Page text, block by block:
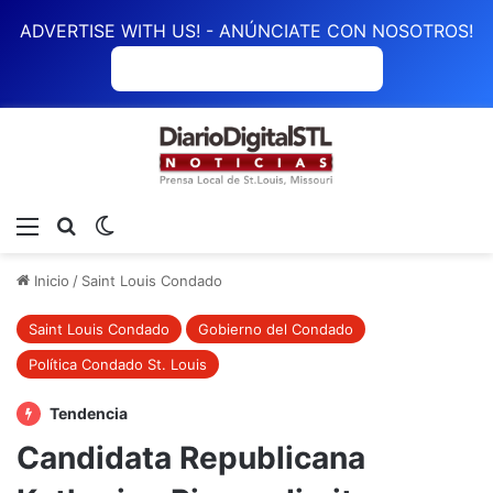
ADVERTISE WITH US! - ANÚNCIATE CON NOSOTROS!
Menú Buscar
Inicio / Saint Louis Condado
Saint Louis Condado
Gobierno del Condado
Política Condado St. Louis
Tendencia
Candidata Republicana